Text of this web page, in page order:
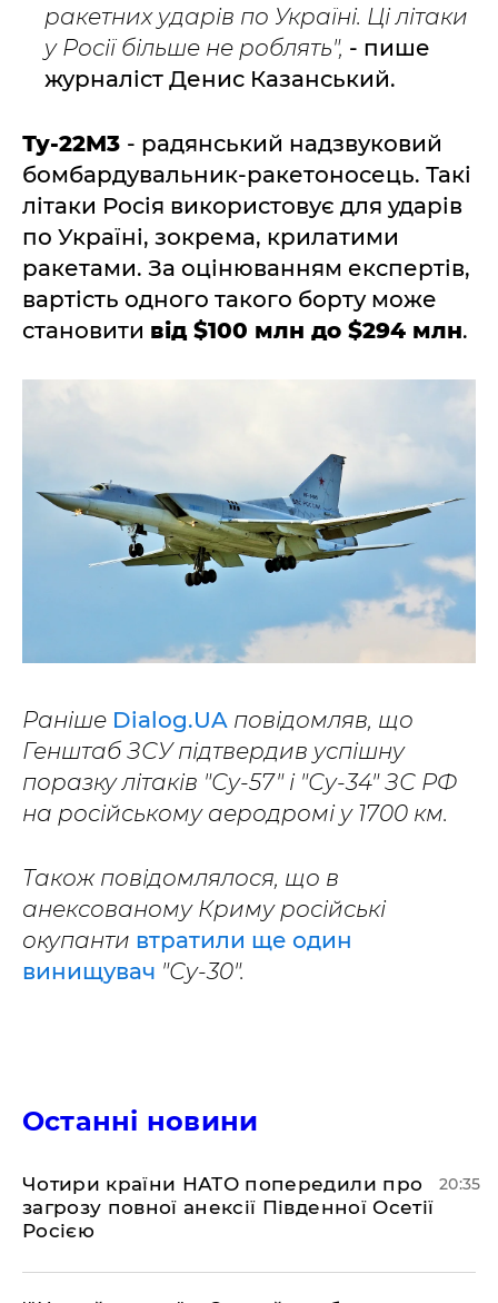
ракетних ударів по Україні. Ці літаки
у Росії більше не роблять", - пише
журналіст Денис Казанський.
Ту-22М3 - радянський надзвуковий
бомбардувальник-ракетоносець. Такі
літаки Росія використовує для ударів
по Україні, зокрема, крилатими
ракетами. За оцінюванням експертів,
вартість одного такого борту може
становити від $100 млн до $294 млн.
Раніше Dialog.UA повідомляв, що
Генштаб ЗСУ підтвердив успішну
поразку літаків "Су-57" і "Су-34" ЗС РФ
на російському аеродромі у 1700 км.
Також повідомлялося, що в
анексованому Криму російські
окупанти втратили ще один
винищувач "Су-30".
Останні новини
​Чотири країни НАТО попередили про
загрозу повної анексії Південної Осетії
Росією
20:35